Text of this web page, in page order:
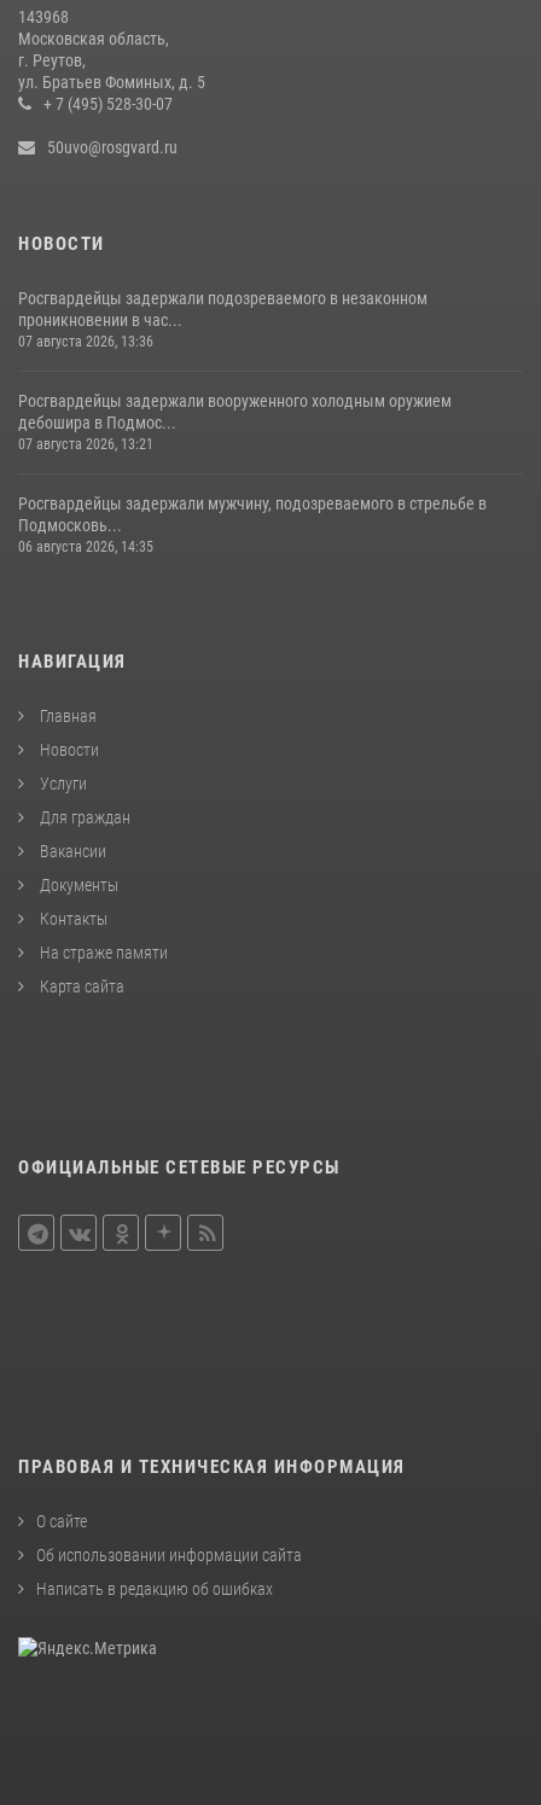
13 июля 2026, 14:14
143968
Московская область,
г. Реутов,
ул. Братьев Фоминых, д. 5
+ 7 (495) 528-30-07
50uvo@rosgvard.ru
НОВОСТИ
Росгвардейцы задержали подозреваемого в незаконном
проникновении в час...
07 августа 2026, 13:36
Росгвардейцы задержали вооруженного холодным оружием
дебошира в Подмос...
07 августа 2026, 13:21
Росгвардейцы задержали мужчину, подозреваемого в стрельбе в
Подмосковь...
06 августа 2026, 14:35
НАВИГАЦИЯ
Главная
Новости
Услуги
Для граждан
Вакансии
Документы
Контакты
На страже памяти
Карта сайта
ОФИЦИАЛЬНЫЕ СЕТЕВЫЕ РЕСУРСЫ
ПРАВОВАЯ И ТЕХНИЧЕСКАЯ ИНФОРМАЦИЯ
О сайте
Об использовании информации сайта
Написать в редакцию об ошибках